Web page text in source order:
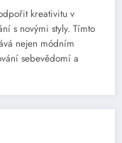
kreativitu v
s novými styly. Tímto
nejen módním
sebevědomí a